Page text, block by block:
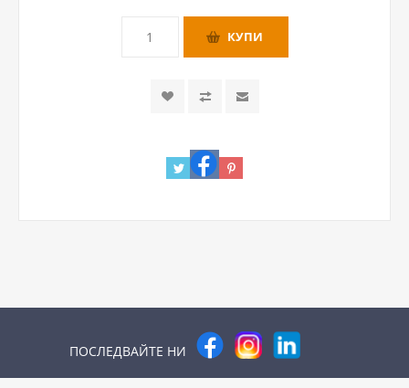
ПОСЛЕДВАЙТЕ НИ